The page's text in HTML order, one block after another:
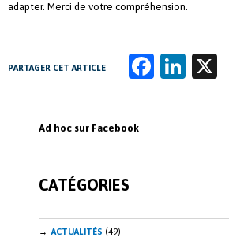
adapter. Merci de votre compréhension.
PARTAGER CET ARTICLE
Fa Li
Ad hoc sur Facebook
CATÉGORIES
ACTUALITÉS (49)